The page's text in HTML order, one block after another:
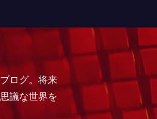
ログ。将来
議な世界を